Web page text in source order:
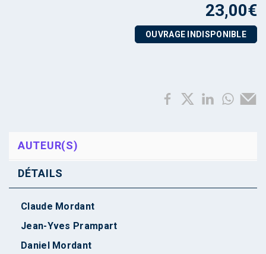
23,00€
OUVRAGE INDISPONIBLE
AUTEUR(S)
DÉTAILS
Claude Mordant
Jean-Yves Prampart
Daniel Mordant